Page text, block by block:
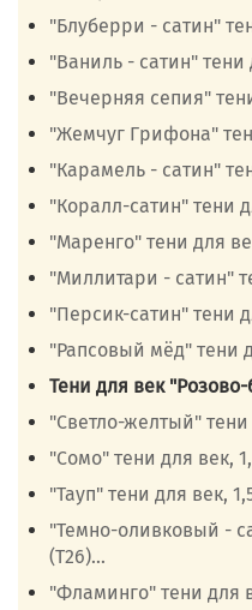
"Блуберри - сатин"
"Ваниль - сатин" тени
"Вечерняя сепия"
"Жемчуг Грифона"
"Карамель - сатин"
"Коралл-сатин" тени
"Маренго" тени для
"Миллитари - сатин"
"Персик-сатин" тени
"Рапсовый мёд" тени
Тени для век
"Светло-желтый" тени
"Сомо" тени для век,
"Тауп" тени для век,
"Темно-оливковый -
(Т26)...
"Фламинго" тени для